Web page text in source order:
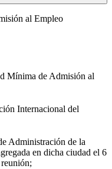
al Empleo
Mínima de Admisión al
Internacional del
Administración de la
en dicha ciudad el 6